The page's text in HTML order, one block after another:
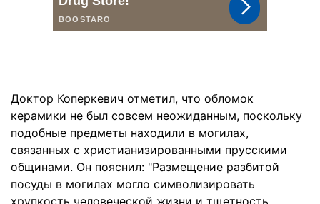
Доктор Коперкевич отметил, что обломок
керамики не был совсем неожиданным, поскольку
подобные предметы находили в могилах,
связанных с христианизированными прусскими
общинами. Он пояснил: "Размещение разбитой
посуды в могилах могло символизировать
хрупкость человеческой жизни и тщетность